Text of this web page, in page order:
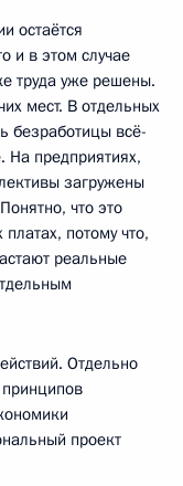
остаётся
и в этом случае
труда уже решены.
мест. В отдельных
безработицы всё-
На предприятиях,
загружены
что это
потому что,
реальные
Отдельно
проект